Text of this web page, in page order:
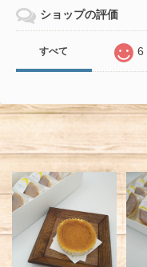
ショップの評価
すべて 6